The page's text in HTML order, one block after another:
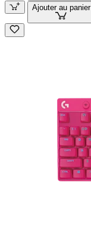
Ajouter au panier